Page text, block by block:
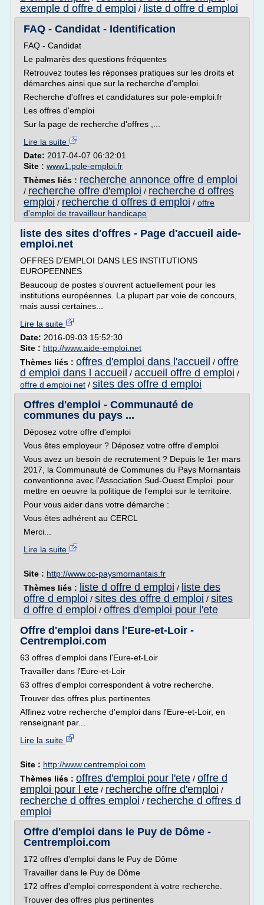
exemple d offre d emploi / liste d offre d emploi
FAQ - Candidat - Identification
FAQ - Candidat
Le palmarès des questions fréquentes
Retrouvez toutes les réponses pratiques sur les droits et
démarches ainsi que sur la recherche d'emploi.
Recherche d'offres et candidatures sur pole-emploi.fr
Les offres d'emploi
Sur la page de recherche d'offres ,...
Lire la suite
Date: 2017-04-07 06:32:01
Site : www1.pole-emploi.fr
Thèmes liés : recherche annonce offre d emploi
/ recherche offre d'emploi / recherche d offres
emploi / recherche d offres d emploi / offre
d'emploi de travailleur handicape
liste des sites d'offres - Page d'accueil aide-
emploi.net
OFFRES D'EMPLOI DANS LES INSTITUTIONS
EUROPEENNES
Beaucoup de postes s'ouvrent actuellement pour les
institutions européennes. La plupart par voie de concours,
mais aussi certaines...
Lire la suite
Date: 2016-09-03 15:52:30
Site : http://www.aide-emploi.net
Thèmes liés : offres d'emploi dans l'accueil / offre
d emploi dans l accueil / accueil offre d emploi /
offre d emploi net / sites des offre d emploi
Offres d'emploi - Communauté de
communes du pays ...
Déposez votre offre d'emploi
Vous êtes employeur ? Déposez votre offre d'emploi
Vous avez un besoin de recrutement ? Depuis le 1er mars
2017, la Communauté de Communes du Pays Mornantais
conventionne avec l'Association Sud-Ouest Emploi pour
mettre en oeuvre la politique de l'emploi sur le territoire.
Pour vous aider dans votre démarche :
Vous êtes adhérent au CERCL
Merci...
Lire la suite
Site : http://www.cc-paysmornantais.fr
Thèmes liés :
liste d offre d emploi / liste des
offre d emploi / sites des offre d emploi / sites
d offre d emploi / offres d'emploi pour l'ete
Offre d'emploi dans l'Eure-et-Loir -
Centremploi.com
63 offres d'emploi dans l'Eure-et-Loir
Travailler dans l'Eure-et-Loir
63 offres d'emploi correspondent à votre recherche.
Trouver des offres plus pertinentes
Affinez votre recherche d'emploi dans l'Eure-et-Loir, en
renseignant par...
Lire la suite
Site : http://www.centremploi.com
Thèmes liés : offres d'emploi pour l'ete / offre d
emploi pour l ete / recherche offre d'emploi /
recherche d offres emploi / recherche d offres d
emploi
Offre d'emploi dans le Puy de Dôme -
Centremploi.com
172 offres d'emploi dans le Puy de Dôme
Travailler dans le Puy de Dôme
172 offres d'emploi correspondent à votre recherche.
Trouver des offres plus pertinentes